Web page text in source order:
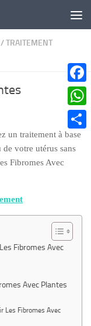
/TRAITEMENT
un traitement à base
votre utérus sans
Fibromes Avec
Fibromes Avec
Avec Plantes
Les Fibromes Avec